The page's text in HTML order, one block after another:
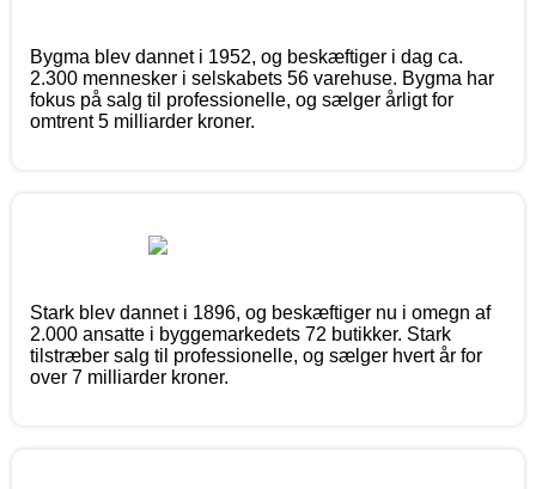
Bygma blev dannet i 1952, og beskæftiger i dag ca.
2.300 mennesker i selskabets 56 varehuse. Bygma har
fokus på salg til professionelle, og sælger årligt for
omtrent 5 milliarder kroner.
Stark blev dannet i 1896, og beskæftiger nu i omegn af
2.000 ansatte i byggemarkedets 72 butikker. Stark
tilstræber salg til professionelle, og sælger hvert år for
over 7 milliarder kroner.